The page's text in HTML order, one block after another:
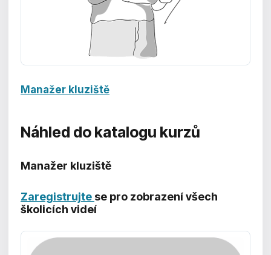
Manažer kluziště
Náhled do katalogu kurzů
Manažer kluziště
Zaregistrujte se pro zobrazení všech
školicích videí